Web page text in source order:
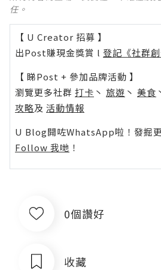
任。
【 U Creator 招募 】
出Post賺現金獎賞 l 登記《社群創
【 睇Post + 參加品牌活動 】
瀏覽更多社群 打卡 丶 旅遊 丶 美食
攻略及 活動情報
U Blog開咗WhatsApp啦！發掘
Follow 我哋 ！
0個讚好
收藏